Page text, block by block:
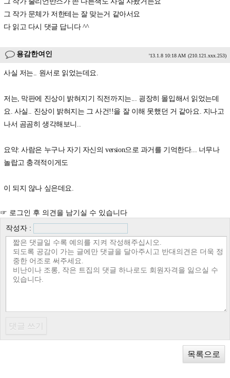
그 작가 문체가 저한테는 잘 맞는거 같아서요
다 읽고 다시 댓글 답니다 ^^
용감한여인 '13.1.8 10:18 AM (210.121.xxx.253)
사실 저는.. 원서로 읽었는데요.
저는, 막판에 진상이 밝혀지기 직전까지는... 굉장히 몰입해서 읽었는데
요. 사실.. 진상이 밝혀지는 그 사건!!을 잘 이해 못했던 거 같아요. 지나고
나서 곰곰히 생각해보니..
요약: 사람은 누구나 자기 자신의 version으로 과거를 기억한다... 너무나
놀랍고 충격적이게도
이 되지 않나 싶은데요.
☞ 로그인 후 의견을 남기실 수 있습니다
작성자 :
목록으로